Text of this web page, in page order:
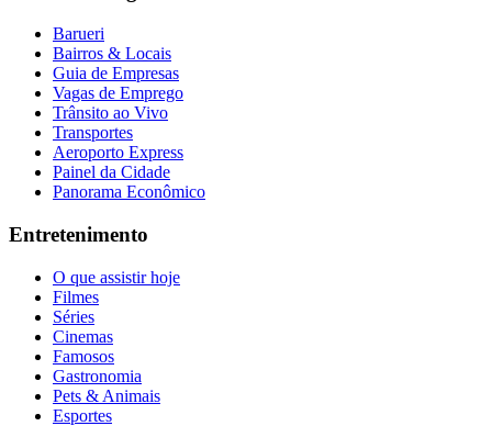
Barueri
Bairros & Locais
Guia de Empresas
Vagas de Emprego
Trânsito ao Vivo
Transportes
Aeroporto Express
Painel da Cidade
Panorama Econômico
Entretenimento
O que assistir hoje
Filmes
Séries
Cinemas
Famosos
Gastronomia
Pets & Animais
Esportes